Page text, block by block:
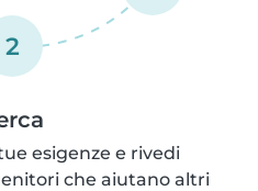
2
esigenze e rivedi
che aiutano altri